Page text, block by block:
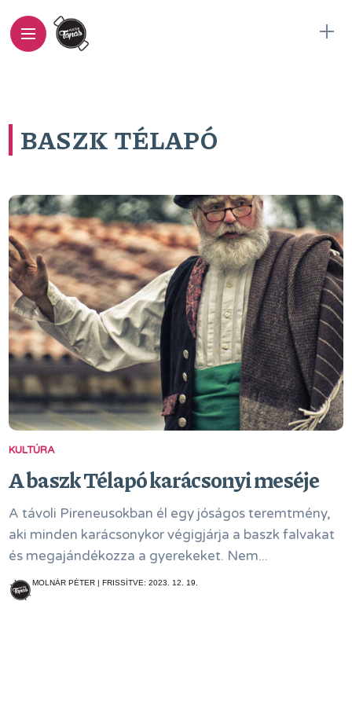
BASZK TÉLAPÓ
KULTÚRA
A baszk Télapó karácsonyi meséje
A távoli Pireneusokban él egy jóságos teremtmény,
aki minden karácsonykor végigjárja a baszk falvakat
és megajándékozza a gyerekeket. Nem...
MOLNÁR PÉTER | FRISSÍTVE: 2023. 12. 19.